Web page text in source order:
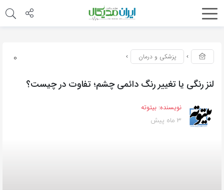
0 پزشکی و درمان
لنز رنگی یا تغییر رنگ دائمی چشم؛ تفاوت در چیست؟
نویسنده: بیتوته
3 ماه پیش